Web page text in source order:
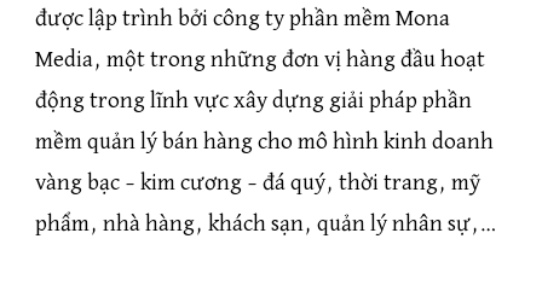
được lập trình bởi công ty phần mềm Mona
Media, một trong những đơn vị hàng đầu hoạt
động trong lĩnh vực xây dựng giải pháp phần
mềm quản lý bán hàng cho mô hình kinh doanh
vàng bạc – kim cương – đá quý, thời trang, mỹ
phẩm, nhà hàng, khách sạn, quản lý nhân sự,…